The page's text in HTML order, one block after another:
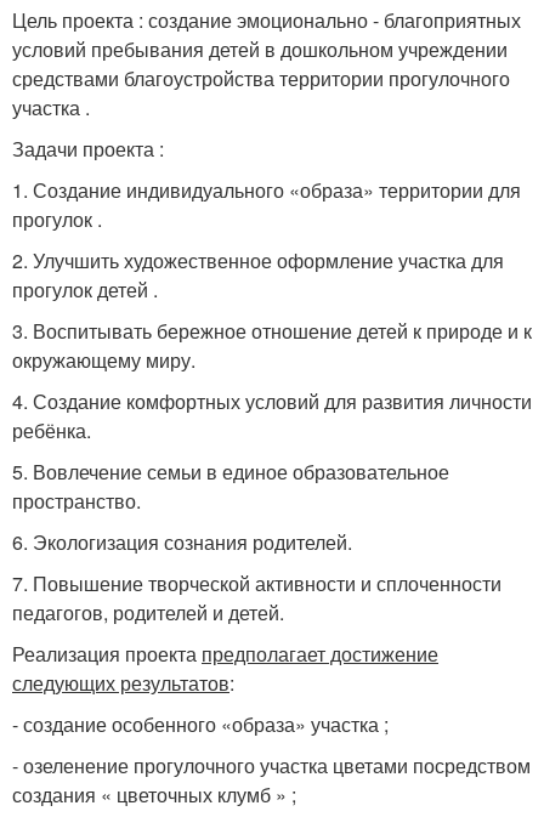
Цель проекта : создание эмоционально - благоприятных
условий пребывания детей в дошкольном учреждении
средствами благоустройства территории прогулочного
участка .
Задачи проекта :
1. Создание индивидуального «образа» территории для
прогулок .
2. Улучшить художественное оформление участка для
прогулок детей .
3. Воспитывать бережное отношение детей к природе и к
окружающему миру.
4. Создание комфортных условий для развития личности
ребёнка.
5. Вовлечение семьи в единое образовательное
пространство.
6. Экологизация сознания родителей.
7. Повышение творческой активности и сплоченности
педагогов, родителей и детей.
Реализация проекта предполагает достижение
следующих результатов:
- создание особенного «образа» участка ;
- озеленение прогулочного участка цветами посредством
создания « цветочных клумб » ;